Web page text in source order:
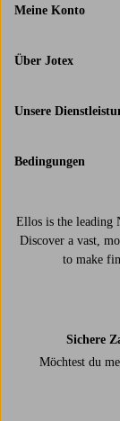
Meine Konto
Über Jotex
Unsere
Bedingungen
Ellos is the leading
Discover a vast,
to make
Sichere
Möchtest du